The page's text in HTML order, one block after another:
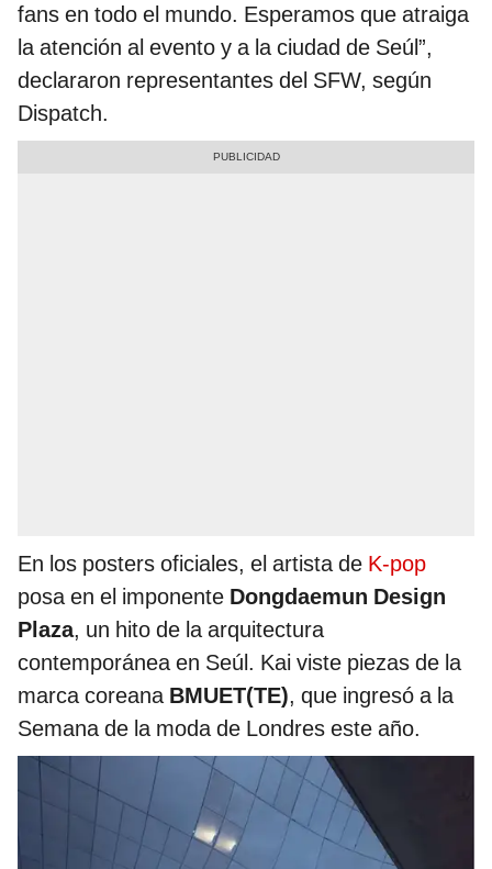
fans en todo el mundo. Esperamos que atraiga
la atención al evento y a la ciudad de Seúl”,
declararon representantes del SFW, según
Dispatch.
En los posters oficiales, el artista de K-pop
posa en el imponente Dongdaemun Design
Plaza, un hito de la arquitectura
contemporánea en Seúl. Kai viste piezas de la
marca coreana BMUET(TE), que ingresó a la
Semana de la moda de Londres este año.